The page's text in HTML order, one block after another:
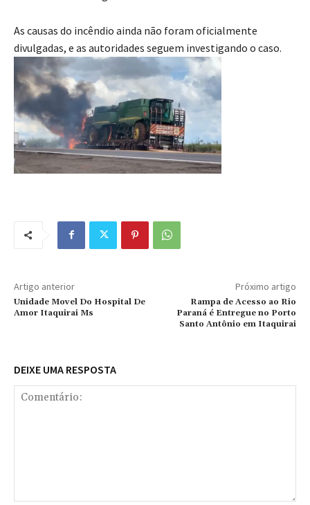
As causas do incêndio ainda não foram oficialmente
divulgadas, e as autoridades seguem investigando o caso.
Artigo anterior
Unidade Movel Do Hospital De
Amor Itaquirai Ms
Próximo artigo
Rampa de Acesso ao Rio
Paraná é Entregue no Porto
Santo Antônio em Itaquirai
DEIXE UMA RESPOSTA